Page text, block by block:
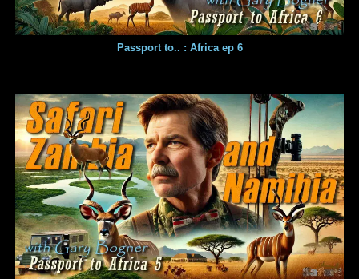
Passport to.. : Africa ep 6